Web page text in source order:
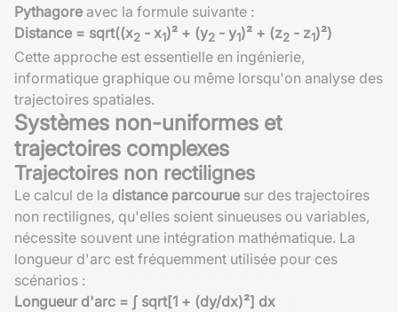
Pythagore avec la formule suivante :
Distance = sqrt((x2 - x1)² + (y2 - y1)² + (z2 - z1)²)
Cette approche est essentielle en ingénierie,
informatique graphique ou même lorsqu'on analyse des
trajectoires spatiales.
Systèmes non-uniformes et
trajectoires complexes
Trajectoires non rectilignes
Le calcul de la distance parcourue sur des trajectoires
non rectilignes, qu'elles soient sinueuses ou variables,
nécessite souvent une intégration mathématique. La
longueur d'arc est fréquemment utilisée pour ces
scénarios :
Longueur d'arc = ∫ sqrt[1 + (dy/dx)²] dx